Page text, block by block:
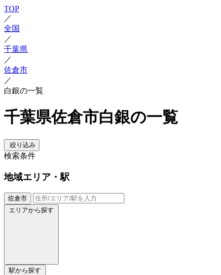
TOP
／
全国
／
千葉県
／
佐倉市
／
白銀の一覧
千葉県佐倉市白銀の一覧
絞り込み
検索条件
地域エリア・駅
佐倉市
エリアから探す
駅から探す